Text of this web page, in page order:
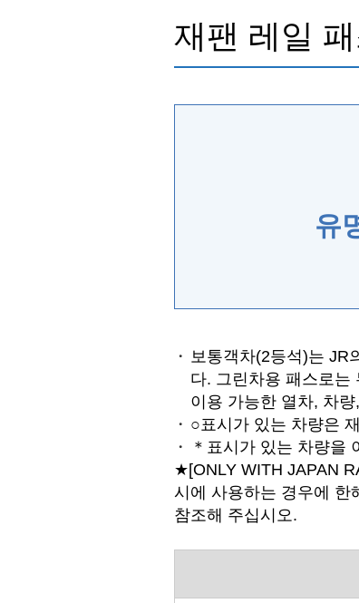
재팬 레일
유
보통객차(2등석)는 JR
다. 그린차용 패스로는
이용 가능한 열차, 차
○표시가 있는 차량은
＊표시가 있는 차량을
★[ONLY WITH JAPAN
시에 사용하는 경우에 한
참조해 주십시오.